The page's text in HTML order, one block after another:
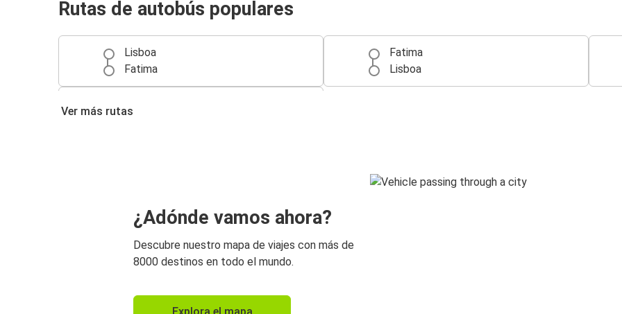
Rutas de autobús populares
Lisboa
Fatima
Fatima
Lisboa
Ver más rutas
¿Adónde vamos ahora?
Descubre nuestro mapa de viajes con más de
8000 destinos en todo el mundo.
Explora el mapa